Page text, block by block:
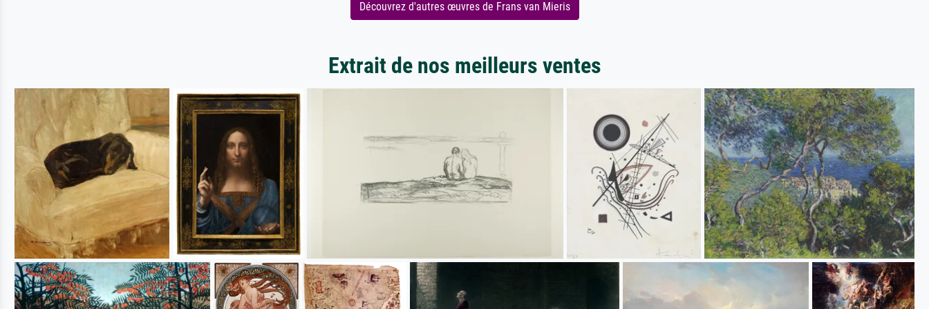
Découvrez d'autres œuvres de Frans van Mieris
Extrait de nos meilleurs ventes